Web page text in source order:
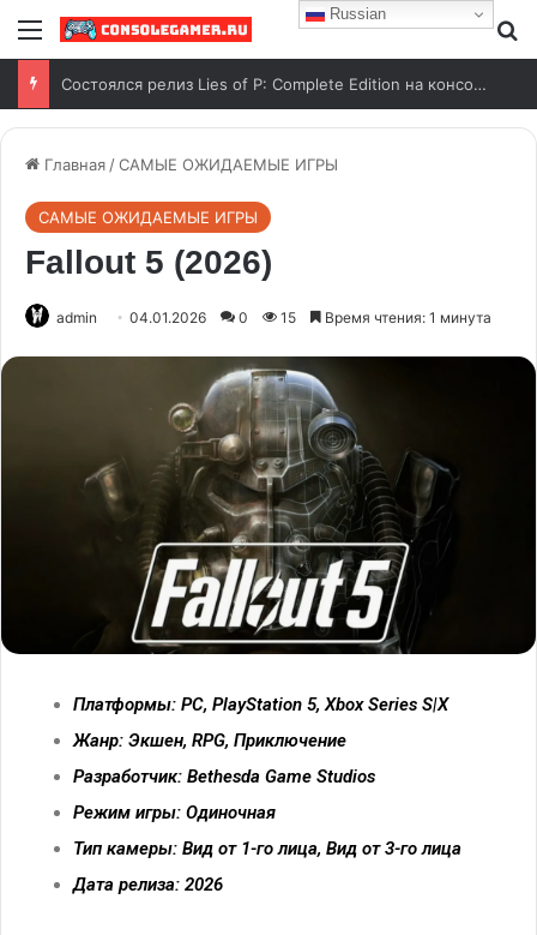
Состоялся релиз Lies of P: Complete Edition на консоли Nintendo Switch 2
Главная /САМЫЕ ОЖИДАЕМЫЕ ИГРЫ
САМЫЕ ОЖИДАЕМЫЕ ИГРЫ
Fallout 5 (2026)
admin 04.01.2026 0 15 Время чтения: 1 минута
Платформы: PC, PlayStation 5, Xbox Series S|X
Жанр: Экшен, RPG, Приключение
Разработчик: Bethesda Game Studios
Режим игры: Одиночная
Тип камеры: Вид от 1-го лица, Вид от 3-го лица
Дата релиза: 2026
Russian